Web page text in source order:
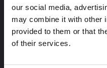
our social media,
may combine it with other
provided to them or that
of their services.